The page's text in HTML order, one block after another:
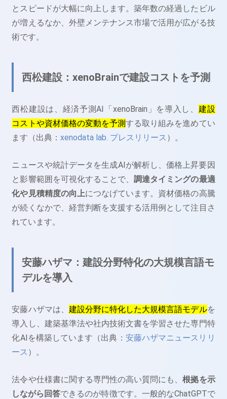
とスピードが大幅に向上します。築年数の経過したビル
が増えるなか、外壁メンテナンス市場で活用が広がる技
術です。
西松建設：xenoBrainで建設コストを予測
西松建設は、経済予測AI「xenoBrain」を導入し、 建設
コストや資材価格の変動を予測する取り組みを進めてい
ます（出典：xenodata lab. プレスリリース ）。
ニュースや統計データを生成AIが解析し、価格上昇要因
と影響範囲を可視化することで、調達タイミングの最適
化や見積精度の向上につなげています。資材価格の高騰
が続くなかで、経営判断を支援する活用例として注目さ
れています。
安藤ハザマ：建設分野特化の大規模言語モ
デルを導入
安藤ハザマは、 建設分野に特化した大規模言語モデルを
導入し、建築基準法や社内技術文書を学習させた専門特
化AIを構築しています（出典： 安藤ハザマニュースリリ
ース ）。
法令や仕様書に関する専門性の高い質問にも、根拠を示
しながら回答できるのが特徴です。一般的なChatGPTで